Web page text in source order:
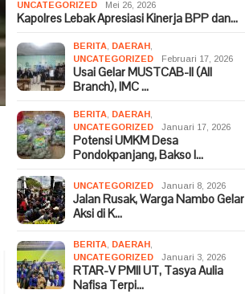
UNCATEGORIZED Mei 26, 2026
Kapolres Lebak Apresiasi Kinerja BPP dan…
BERITA DAERAH
UNCATEGORIZED
Februari 17, 2026
Usai Gelar MUSTCAB-II (All
Branch), IMC …
BERITA DAERAH
UNCATEGORIZED
Januari 17, 2026
Potensi UMKM Desa
Pondokpanjang, Bakso I…
UNCATEGORIZED Januari 8, 2026
Jalan Rusak, Warga Nambo Gelar
Aksi di K…
BERITA DAERAH
UNCATEGORIZED
Januari 3, 2026
RTAR-V PMII UT, Tasya Aulia
Nafisa Terpi…